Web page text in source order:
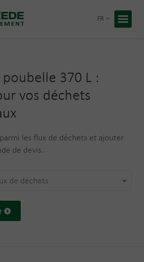
Retour
FR
370 L :
vos déchets
les flux de déchets et ajouter
de devis.
de déchets